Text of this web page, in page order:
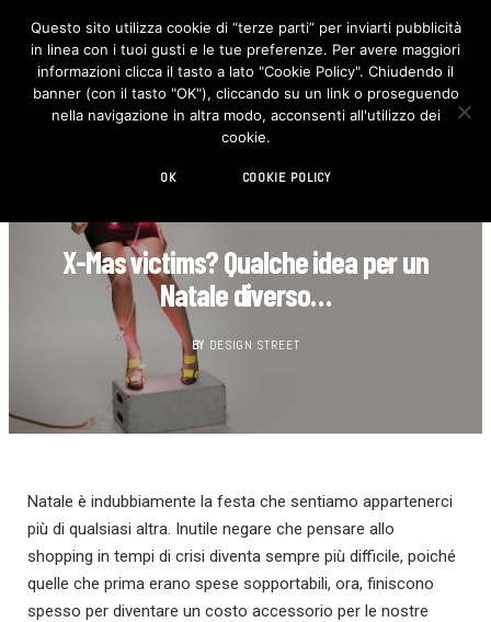
F
c
e
b
o
I
n
s
t
X-Mas victims? Qualche idea per un
Natale diverso…
BY DESIGN STREET
Natale è indubbiamente la festa che sentiamo appartenerci
più di qualsiasi altra. Inutile negare che pensare allo
shopping in tempi di crisi diventa sempre più difficile, poiché
quelle che prima erano spese sopportabili, ora, finiscono
spesso per diventare un costo accessorio per le nostre
Questo sito utilizza cookie di “terze parti” per inviarti pubblicità
in linea con i tuoi gusti e le tue preferenze. Per avere maggiori
informazioni clicca il tasto a lato "Cookie Policy". Chiudendo il
banner (con il tasto "OK"), cliccando su un link o proseguendo
nella navigazione in altra modo, acconsenti all'utilizzo dei
cookie.
OK COOKIE POLICY